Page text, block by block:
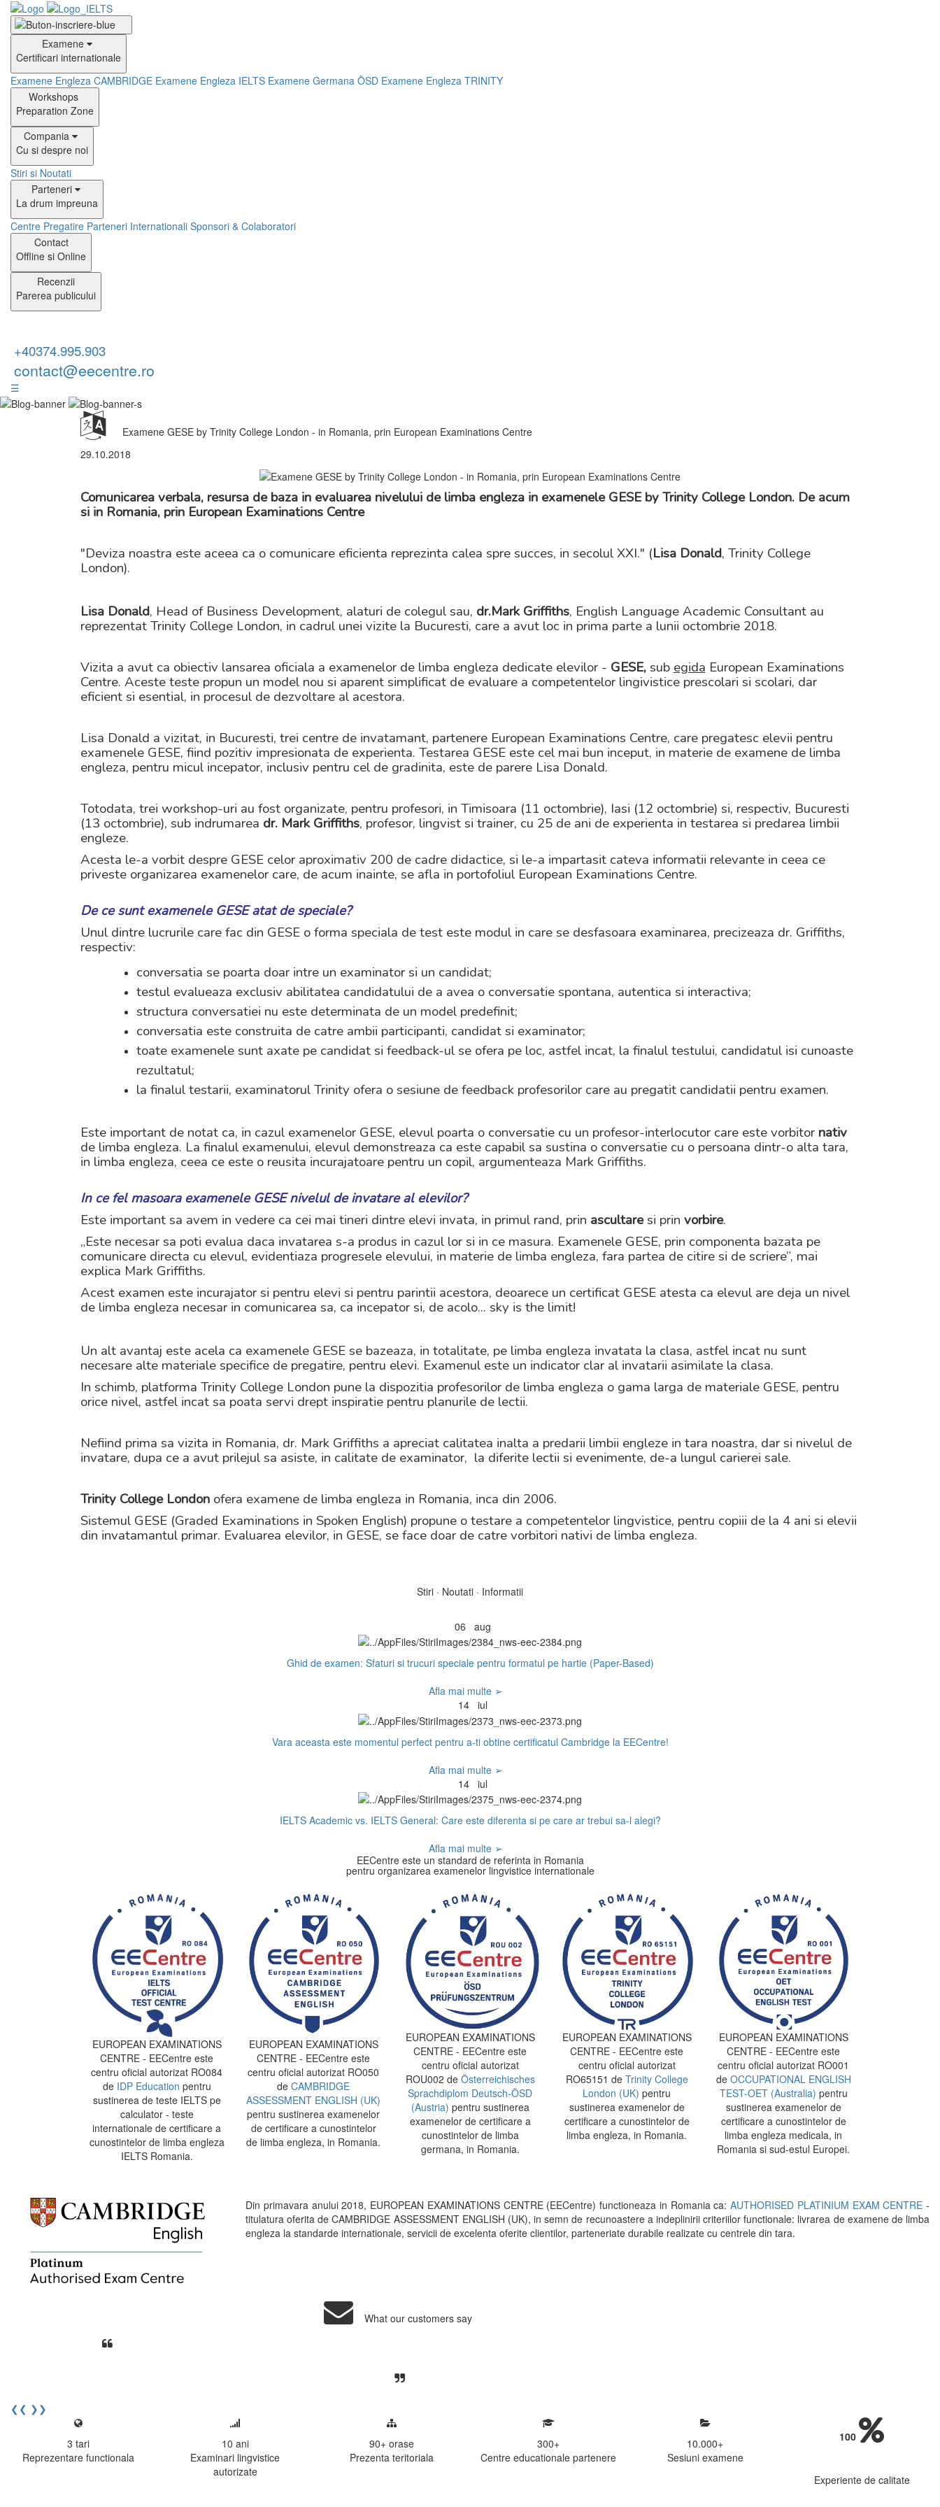
Examene
Certificari internationale
Examene Engleza CAMBRIDGE Examene Engleza IELTS Examene Germana ÖSD Examene Engleza TRINITY
Workshops
Preparation Zone
Compania
Cu si despre noi
Stiri si Noutati
Parteneri
La drum impreuna
Centre Pregatire Parteneri Internationali Sponsori & Colaboratori
Contact
Offline si Online
Recenzii
Parerea publicului
+40374.995.903
contact@eecentre.ro
☰
Examene GESE by Trinity College London - in Romania, prin European Examinations Centre
29.10.2018
Comunicarea verbala, resursa de baza in evaluarea nivelului de limba engleza in examenele GESE by Trinity College London. De acum
si in Romania, prin European Examinations Centre
"Deviza noastra este aceea ca o comunicare eficienta reprezinta calea spre succes, in secolul XXI." (Lisa Donald, Trinity College
London).
Lisa Donald, Head of Business Development, alaturi de colegul sau, dr.Mark Griffiths, English Language Academic Consultant au
reprezentat Trinity College London, in cadrul unei vizite la Bucuresti, care a avut loc in prima parte a lunii octombrie 2018.
Vizita a avut ca obiectiv lansarea oficiala a examenelor de limba engleza dedicate elevilor - GESE,sub egida European Examinations
Centre. Aceste teste propun un model nou si aparent simplificat de evaluare a competentelor lingivistice prescolari si scolari, dar
eficient si esential, in procesul de dezvoltare al acestora.
Lisa Donald a vizitat, in Bucuresti, trei centre de invatamant, partenere European Examinations Centre, care pregatesc elevii pentru
examenele GESE, fiind pozitiv impresionata de experienta. Testarea GESE este cel mai bun inceput, in materie de examene de limba
engleza, pentru micul incepator, inclusiv pentru cel de gradinita, este de parere Lisa Donald.
Totodata, trei workshop-uri au fost organizate, pentru profesori, in Timisoara (11 octombrie), Iasi (12 octombrie) si, respectiv, Bucuresti
(13 octombrie), sub indrumarea dr. Mark Griffiths, profesor, lingvist si trainer, cu 25 de ani de experienta in testarea si predarea limbii
engleze.
Acesta le-a vorbit despre GESE celor aproximativ 200 de cadre didactice, si le-a impartasit cateva informatii relevante in ceea ce
priveste organizarea examenelor care, de acum inainte, se afla in portofoliul European Examinations Centre.
De ce sunt examenele GESE atat de speciale?
Unul dintre lucrurile care fac din GESE o forma speciala de test este modul in care se desfasoara examinarea, precizeaza dr. Griffiths,
respectiv:
conversatia se poarta doar intre un examinator si un candidat;
testul evalueaza exclusiv abilitatea candidatului de a avea o conversatie spontana, autentica si interactiva;
structura conversatiei nu este determinata de un model predefinit;
conversatia este construita de catre ambii participanti, candidat si examinator;
toate examenele sunt axate pe candidat si feedback-ul se ofera pe loc, astfel incat, la finalul testului, candidatul isi cunoaste
rezultatul;
la finalul testarii, examinatorul Trinity ofera o sesiune de feedback profesorilor care au pregatit candidatii pentru examen.
Este important de notat ca, in cazul examenelor GESE, elevul poarta o conversatie cu un profesor-interlocutor care este vorbitor nativ
de limba engleza. La finalul examenului, elevul demonstreaza ca este capabil sa sustina o conversatie cu o persoana dintr-o alta tara,
in limba engleza, ceea ce este o reusita incurajatoare pentru un copil, argumenteaza Mark Griffiths.
In ce fel masoara examenele GESE nivelul de invatare al elevilor?
Este important sa avem in vedere ca cei mai tineri dintre elevi invata, in primul rand, prin ascultaresi prin vorbire.
„Este necesar sa poti evalua daca invatarea s-a produs in cazul lor si in ce masura. Examenele GESE, prin componenta bazata pe
comunicare directa cu elevul, evidentiaza progresele elevului, in materie de limba engleza, fara partea de citire si de scriere”, mai
explica Mark Griffiths.
Acest examen este incurajator si pentru elevi si pentru parintii acestora, deoarece un certificat GESE atesta ca elevul are deja un nivel
de limba engleza necesar in comunicarea sa, ca incepator si, de acolo... sky is the limit!
Un alt avantaj este acela ca examenele GESE se bazeaza, in totalitate, pe limba engleza invatata la clasa, astfel incat nu sunt
necesare alte materiale specifice de pregatire, pentru elevi. Examenul este un indicator clar al invatarii asimilate la clasa.
In schimb, platforma Trinity College London pune la dispozitia profesorilor de limba engleza o gama larga de materiale GESE, pentru
orice nivel, astfel incat sa poata servi drept inspiratie pentru planurile de lectii.
Nefiind prima sa vizita in Romania, dr. Mark Griffiths a apreciat calitatea inalta a predarii limbii engleze in tara noastra, dar si nivelul de
invatare, dupa ce a avut prilejul sa asiste, in calitate de examinator, la diferite lectii si evenimente, de-a lungul carierei sale.
Trinity College Londonofera examene de limba engleza in Romania, inca din 2006.
Sistemul GESE (Graded Examinations in Spoken English) propune o testare a competentelor lingvistice, pentru copiii de la 4 ani si elevii
din invatamantul primar. Evaluarea elevilor, in GESE, se face doar de catre vorbitori nativi de limba engleza.
Stiri · Noutati · Informatii
06 aug
Ghid de examen: Sfaturi si trucuri speciale pentru formatul pe hartie (Paper-Based)
Afla mai multe ➢
14 iul
Vara aceasta este momentul perfect pentru a-ti obtine certificatul Cambridge la EECentre!
Afla mai multe ➢
14 iul
IELTS Academic vs. IELTS General: Care este diferenta si pe care ar trebui sa-l alegi?
Afla mai multe ➢
EECentre este un standard de referinta in Romania
pentru organizarea examenelor lingvistice internationale
EUROPEAN EXAMINATIONS
CENTRE - EECentre este
centru oficial autorizat RO084
de IDP Education pentru
sustinerea de teste IELTS pe
calculator - teste
internationale de certificare a
cunostintelor de limba engleza
IELTS Romania.
EUROPEAN EXAMINATIONS
CENTRE - EECentre este
centru oficial autorizat RO050
de CAMBRIDGE
ASSESSMENT ENGLISH (UK)
pentru sustinerea examenelor
de certificare a cunostintelor
de limba engleza, in Romania.
EUROPEAN EXAMINATIONS
CENTRE - EECentre este
centru oficial autorizat
ROU002 deÖsterreichisches
Sprachdiplom Deutsch-ÖSD
(Austria) pentru sustinerea
examenelor de certificare a
cunostintelor de limba
germana, in Romania.
EUROPEAN EXAMINATIONS
CENTRE - EECentre este
centru oficial autorizat
RO65151 de Trinity College
London (UK) pentru
sustinerea examenelor de
certificare a cunostintelor de
limba engleza, in Romania.
EUROPEAN EXAMINATIONS
CENTRE - EECentre este
centru oficial autorizat RO001
de OCCUPATIONAL ENGLISH
TEST-OET (Australia) pentru
sustinerea examenelor de
certificare a cunostintelor de
limba engleza medicala, in
Romania si sud-estul Europei.
Din primavara anului 2018, EUROPEAN EXAMINATIONS CENTRE (EECentre) functioneaza in Romania ca: AUTHORISED PLATINIUM EXAM CENTRE -
titulatura oferita de CAMBRIDGE ASSESSMENT ENGLISH (UK), in semn de recunoastere a indeplinirii criteriilor functionale: livrarea de examene de limba
engleza la standarde internationale, servicii de excelenta oferite clientilor, parteneriate durabile realizate cu centrele din tara.
What our customers say
cu nerabdare urmatoarea sesiune de examinare.
❮❮ ❯❯
3 tari
Reprezentare functionala
10 ani
Examinari lingvistice
autorizate
90+ orase
Prezenta teritoriala
300+
Centre educationale partenere
10.000+
Sesiuni examene
100
Experiente de calitate